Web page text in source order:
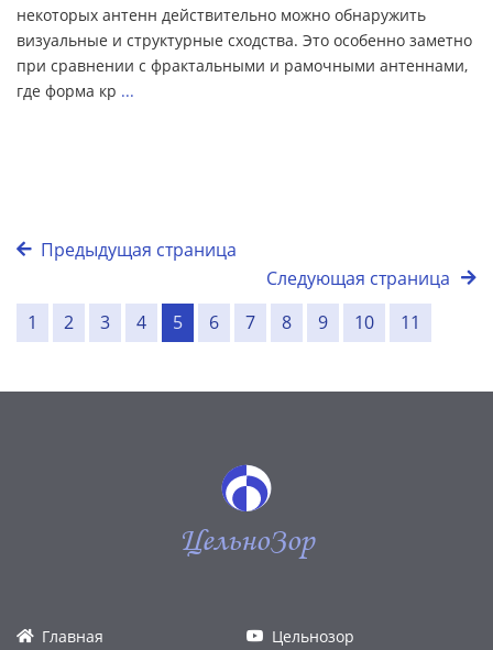
некоторых антенн действительно можно обнаружить
визуальные и структурные сходства. Это особенно заметно
при сравнении с фрактальными и рамочными антеннами,
где форма кр ...
Предыдущая страница
Следующая страница
1
2 3 4 5 6 7 8 9 10 11
ЦельноЗор
Главная Цельнозор